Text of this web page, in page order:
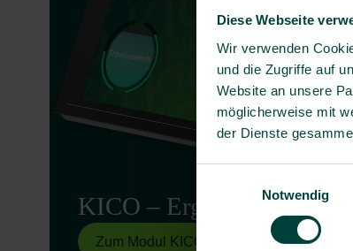
Diese Webseite
Wir verwenden
und die Zugriffe auf
Website an unsere
möglicherweise mit
der Dienste
Notwendig
KICO – Ergo Coach
Zum Modul KICO – Ergo Coach